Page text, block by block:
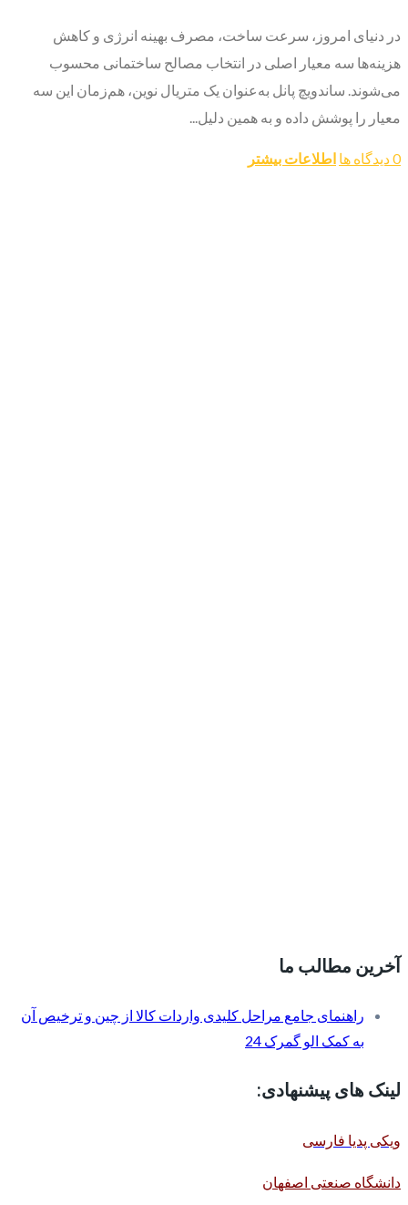
در دنیای امروز، سرعت ساخت، مصرف بهینه انرژی و کاهش
هزینه‌ها سه معیار اصلی در انتخاب مصالح ساختمانی محسوب
می‌شوند. ساندویچ پانل به‌عنوان یک متریال نوین، هم‌زمان این سه
معیار را پوشش داده و به همین دلیل...
0 دیدگاه ها اطلاعات بیشتر
آخرین مطالب ما
راهنمای جامع مراحل کلیدی واردات کالا از چین و ترخیص آن
به کمک الو گمرک 24
لینک های پیشنهادی:
ویکی پدیا فارسی
دانشگاه صنعتی اصفهان